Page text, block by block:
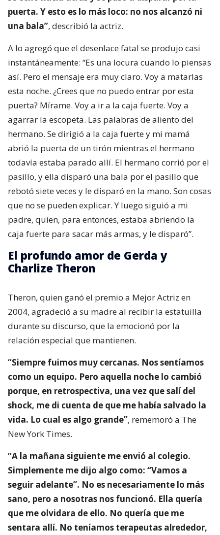
puerta. Y esto es lo más loco: no nos alcanzó ni
una bala”, describió la actriz.
A lo agregó que el desenlace fatal se produjo casi
instantáneamente: “Es una locura cuando lo piensas
así. Pero el mensaje era muy claro. Voy a matarlas
esta noche. ¿Crees que no puedo entrar por esta
puerta? Mírame. Voy a ir a la caja fuerte. Voy a
agarrar la escopeta. Las palabras de aliento del
hermano. Se dirigió a la caja fuerte y mi mamá
abrió la puerta de un tirón mientras el hermano
todavía estaba parado allí. El hermano corrió por el
pasillo, y ella disparó una bala por el pasillo que
rebotó siete veces y le disparó en la mano. Son cosas
que no se pueden explicar. Y luego siguió a mi
padre, quien, para entonces, estaba abriendo la
caja fuerte para sacar más armas, y le disparó”.
El profundo amor de Gerda y
Charlize Theron
Theron, quien ganó el premio a Mejor Actriz en
2004, agradeció a su madre al recibir la estatuilla
durante su discurso, que la emocionó por la
relación especial que mantienen.
“Siempre fuimos muy cercanas. Nos sentíamos
como un equipo. Pero aquella noche lo cambió
porque, en retrospectiva, una vez que salí del
shock, me di cuenta de que me había salvado la
vida. Lo cual es algo grande”, rememoró a The
New York Times.
“A la mañana siguiente me envió al colegio.
Simplemente me dijo algo como: “Vamos a
seguir adelante”. No es necesariamente lo más
sano, pero a nosotras nos funcionó. Ella quería
que me olvidara de ello. No quería que me
sentara allí. No teníamos terapeutas alrededor,